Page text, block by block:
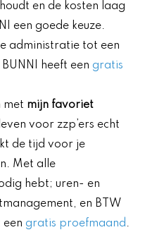
en de kosten laag
een goede keuze.
administratie tot een
heeft een gratis
met mijn favoriet
voor zzp’ers echt
de tijd voor je
Met alle
hebt; uren- en
en BTW
gratis proefmaand.